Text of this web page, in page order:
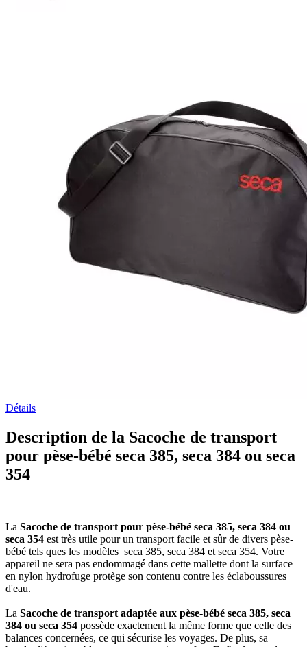
Détails
Description de la Sacoche de transport
pour pèse-bébé seca 385, seca 384 ou seca
354
La Sacoche de transport pour pèse-bébé seca 385, seca 384 ou
seca 354 est très utile pour un transport facile et sûr de divers pèse-
bébé tels ques les modèles seca 385, seca 384 et seca 354. Votre
appareil ne sera pas endommagé dans cette mallette dont la surface
en nylon hydrofuge protège son contenu contre les éclaboussures
d'eau.
La Sacoche de transport adaptée aux pèse-bébé seca 385, seca
384 ou seca 354 possède exactement la même forme que celle des
balances concernées, ce qui sécurise les voyages. De plus, sa